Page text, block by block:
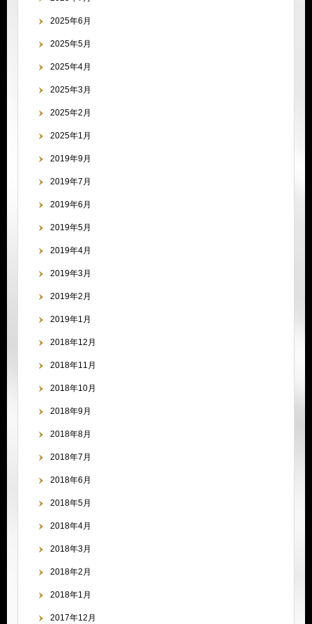
2025年6月
2025年5月
2025年4月
2025年3月
2025年2月
2025年1月
2019年9月
2019年7月
2019年6月
2019年5月
2019年4月
2019年3月
2019年2月
2019年1月
2018年12月
2018年11月
2018年10月
2018年9月
2018年8月
2018年7月
2018年6月
2018年5月
2018年4月
2018年3月
2018年2月
2018年1月
2017年12月